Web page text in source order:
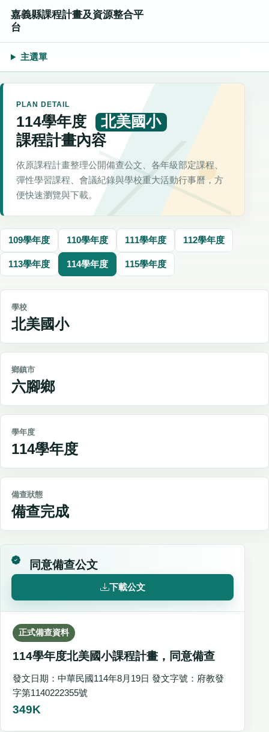
嘉義縣課程計畫及資源整合平
台
主選單
PLAN DETAIL
114學年度
北美國小
課程計畫內容
依原課程計畫整理公開備查公文、各年級部定課程、
彈性學習課程、會議紀錄與學校重大活動行事曆，方
便快速瀏覽與下載。
109學年度 110學年度 111學年度 112學年度
113學年度 114學年度 115學年度
學校
北美國小
鄉鎮市
六腳鄉
學年度
114學年度
備查狀態
備查完成
同意備查公文
下載公文
正式備查資料
114學年度北美國小課程計畫，同意備查
發文日期：中華民國114年8月19日 發文字號：府教發
字第1140222355號
349K